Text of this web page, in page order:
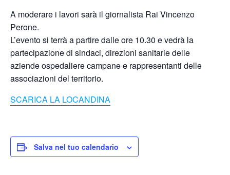
A moderare i lavori sarà il giornalista Rai Vincenzo
Perone.
L’evento si terrà a partire dalle ore 10.30 e vedrà la
partecipazione di sindaci, direzioni sanitarie delle
aziende ospedaliere campane e rappresentanti delle
associazioni del territorio.
SCARICA LA LOCANDINA
Salva nel tuo calendario